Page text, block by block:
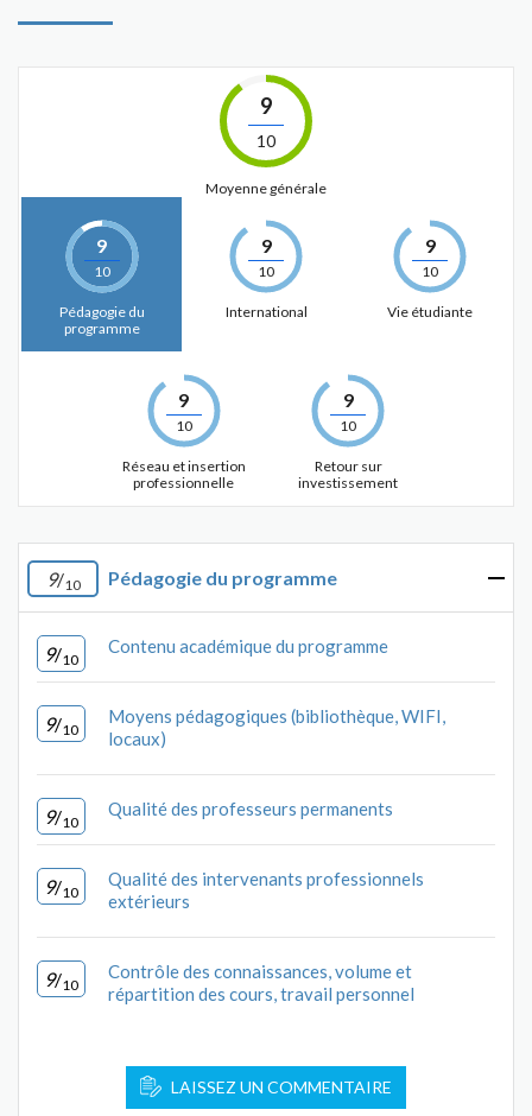
9
10
Moyenne générale
9
10
Pédagogie du
programme
9
10
International
9
10
Vie étudiante
9
10
Réseau et insertion
professionnelle
9
10
Retour sur
investissement
9/10 Pédagogie du programme
9/10
Contenu académique du programme
9/10
Moyens pédagogiques (bibliothèque, WIFI,
locaux)
9/10
Qualité des professeurs permanents
9/10
Qualité des intervenants professionnels
extérieurs
9/10
Contrôle des connaissances, volume et
répartition des cours, travail personnel
LAISSEZ UN COMMENTAIRE